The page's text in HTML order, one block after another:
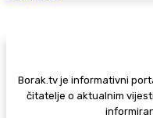
Borak.tv je informativni
čitatelje o aktualnim